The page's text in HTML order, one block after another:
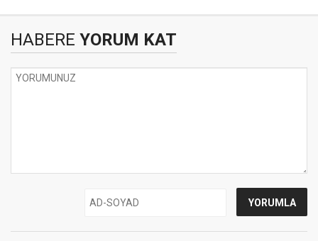
HABERE YORUM KAT